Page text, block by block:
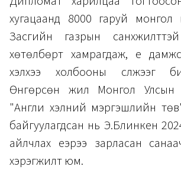
хугацаанд 8000 гаруй
Засгийн газрын
хөтөлбөрт хамрагдаж, үе
хэлхээ холбооны сүлжээг
Өнгөрсөн жил Монгол Улсын
"Англи хэлний мэргэшлийн
байгуулагдсан нь Э.Блинкен
айлчлах үеэрээ зарласан
хэрэгжилт юм.